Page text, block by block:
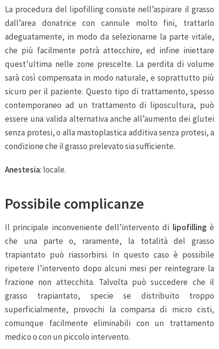
La procedura del lipofilling consiste nell’aspirare il grasso
dall’area donatrice con cannule molto fini, trattarlo
adeguatamente, in modo da selezionarne la parte vitale,
che più facilmente potrà attecchire, ed infine iniettare
quest’ultima nelle zone prescelte. La perdita di volume
sarà così compensata in modo naturale, e soprattutto più
sicuro per il paziente. Questo tipo di trattamento, spesso
contemporaneo ad un trattamento di liposcultura, può
essere una valida alternativa anche all’aumento dei glutei
senza protesi, o alla mastoplastica additiva senza protesi, a
condizione che il grasso prelevato sia sufficiente.
Anestesia: locale.
Possibile complicanze
Il principale inconveniente dell’intervento di lipofilling è
che una parte o, raramente, la totalità del grasso
trapiantato può riassorbirsi. In questo caso è possibile
ripetere l’intervento dopo alcuni mesi per reintegrare la
frazione non attecchita. Talvolta può succedere che il
grasso trapiantato, specie se distribuito troppo
superficialmente, provochi la comparsa di micro cisti,
comunque facilmente eliminabili con un trattamento
medico o con un piccolo intervento.